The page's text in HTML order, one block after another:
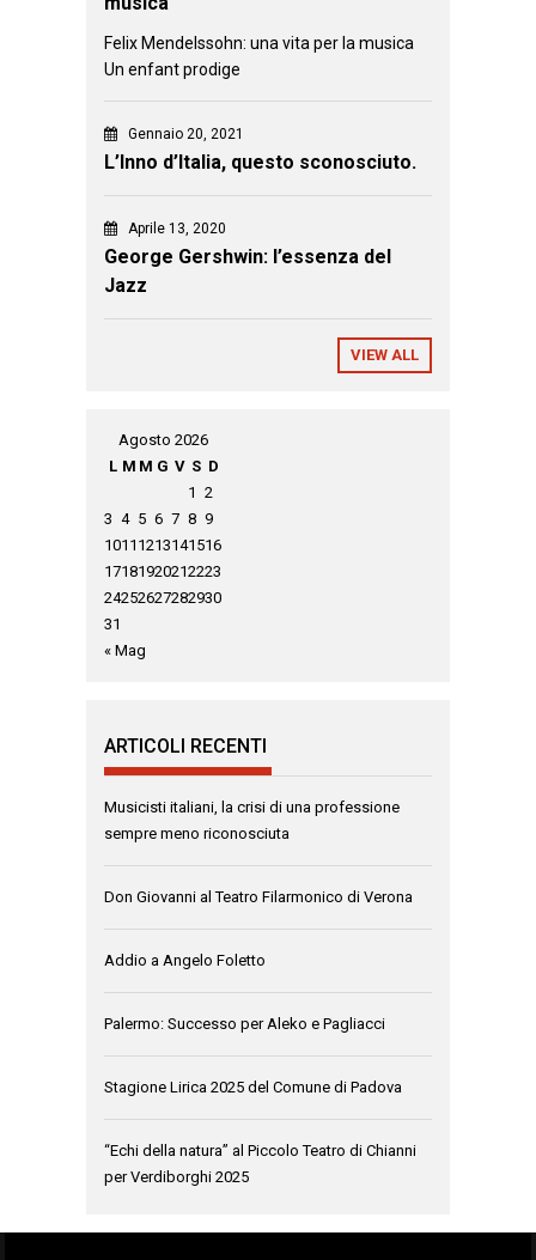
Felix Mendelssohn: una vita per la musica
Un enfant prodige
Gennaio 20, 2021
L’Inno d’Italia, questo sconosciuto.
Aprile 13, 2020
George Gershwin: l’essenza del
Jazz
VIEW ALL
Agosto 2026
L M M G V S D
1 2
3 4 5 6 7 8 9
1011 1213141516
17181920212223
24252627282930
31
« Mag
ARTICOLI RECENTI
Musicisti italiani, la crisi di una professione
sempre meno riconosciuta
Don Giovanni al Teatro Filarmonico di Verona
Addio a Angelo Foletto
Palermo: Successo per Aleko e Pagliacci
Stagione Lirica 2025 del Comune di Padova
“Echi della natura” al Piccolo Teatro di Chianni
per Verdiborghi 2025